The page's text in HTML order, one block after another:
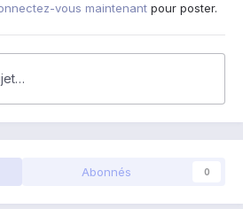
vous maintenant pour poster.
Abonnés 0